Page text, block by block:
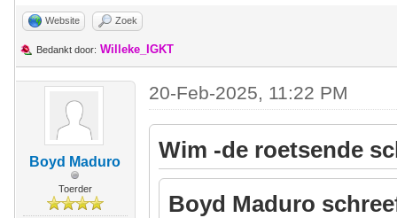
Website Zoek
Bedankt door: Willeke_IGKT
Boyd Maduro
Toerder
20-Feb-2025, 11:22 PM
Wim -de roetsende
Boyd Maduro